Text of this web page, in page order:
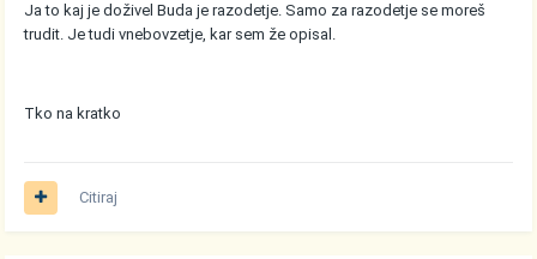
Ja to kaj je doživel Buda je razodetje. Samo za razodetje se moreš
trudit. Je tudi vnebovzetje, kar sem že opisal.
Tko na kratko
Citiraj